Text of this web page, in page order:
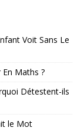
Voit Sans Le
Maths ?
Détestent-ils
le Mot